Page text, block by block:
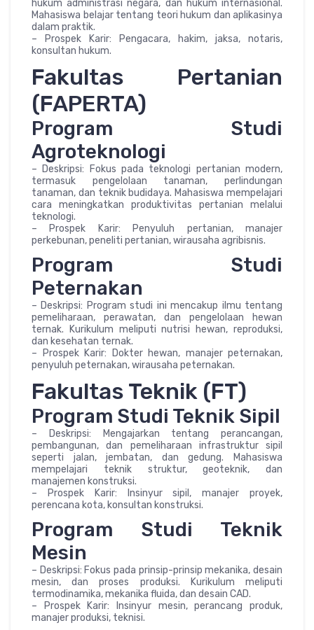
hukum administrasi negara, dan hukum internasional.
Mahasiswa belajar tentang teori hukum dan aplikasinya
dalam praktik.
– Prospek Karir: Pengacara, hakim, jaksa, notaris,
konsultan hukum.
Fakultas Pertanian
(FAPERTA)
Program Studi
Agroteknologi
– Deskripsi: Fokus pada teknologi pertanian modern,
termasuk pengelolaan tanaman, perlindungan
tanaman, dan teknik budidaya. Mahasiswa mempelajari
cara meningkatkan produktivitas pertanian melalui
teknologi.
– Prospek Karir: Penyuluh pertanian, manajer
perkebunan, peneliti pertanian, wirausaha agribisnis.
Program Studi
Peternakan
– Deskripsi: Program studi ini mencakup ilmu tentang
pemeliharaan, perawatan, dan pengelolaan hewan
ternak. Kurikulum meliputi nutrisi hewan, reproduksi,
dan kesehatan ternak.
– Prospek Karir: Dokter hewan, manajer peternakan,
penyuluh peternakan, wirausaha peternakan.
Fakultas Teknik (FT)
Program Studi Teknik Sipil
– Deskripsi: Mengajarkan tentang perancangan,
pembangunan, dan pemeliharaan infrastruktur sipil
seperti jalan, jembatan, dan gedung. Mahasiswa
mempelajari teknik struktur, geoteknik, dan
manajemen konstruksi.
– Prospek Karir: Insinyur sipil, manajer proyek,
perencana kota, konsultan konstruksi.
Program Studi Teknik
Mesin
– Deskripsi: Fokus pada prinsip-prinsip mekanika, desain
mesin, dan proses produksi. Kurikulum meliputi
termodinamika, mekanika fluida, dan desain CAD.
– Prospek Karir: Insinyur mesin, perancang produk,
manajer produksi, teknisi.